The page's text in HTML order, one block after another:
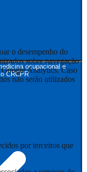
ocupacional e
CRCPR
o desempenho do
sobre navegação
Analytics. Caso
não serão utilizados
por terceiros que